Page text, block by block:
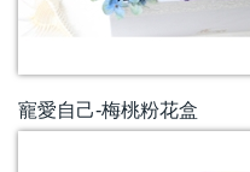
寵愛自己-梅桃粉花盒